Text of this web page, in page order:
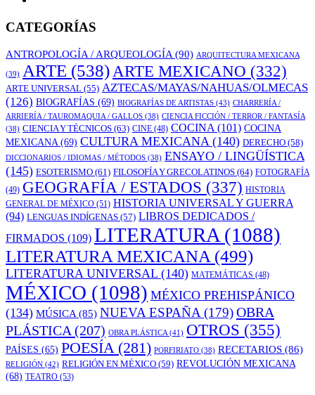
CATEGORÍAS
ANTROPOLOGÍA / ARQUEOLOGÍA (90) ARQUITECTURA MEXICANA
(39) ARTE (538)ARTE MEXICANO (332)
ARTE UNIVERSAL (55) AZTECAS/MAYAS/NAHUAS/OLMECAS
(126) BIOGRAFÍAS (69) BIOGRAFÍAS DE ARTISTAS (43) CHARRERÍA /
ARRIERÍA / TAUROMAQUIA / GALLOS (38) CIENCIA FICCIÓN / TERROR / FANTASÍA
(38) CIENCIA Y TÉCNICOS (63) CINE (48) COCINA (101) COCINA
MEXICANA(69) CULTURA MEXICANA(140) DERECHO (58)
DICCIONARIOS / IDIOMAS / MÉTODOS (38) ENSAYO / LINGÜÍSTICA
(145) ESOTERISMO (61) FILOSOFÍA Y GRECOLATINOS (64) FOTOGRAFÍA
(49) GEOGRAFÍA / ESTADOS (337) HISTORIA
GENERAL DE MÉXICO (51) HISTORIA UNIVERSAL Y GUERRA
(94) LENGUAS INDÍGENAS (57) LIBROS DEDICADOS /
FIRMADOS (109) LITERATURA (1088)
LITERATURA MEXICANA (499)
LITERATURA UNIVERSAL (140) MATEMÁTICAS (48)
MÉXICO (1098) MÉXICO PREHISPÁNICO
(134) MÚSICA(85) NUEVA ESPAÑA(179)OBRA
PLÁSTICA (207) OBRA PLÁSTICA (41) OTROS (355)
PAÍSES (65) POESÍA(281) PORFIRIATO (38) RECETARIOS (86)
RELIGIÓN (42) RELIGIÓN EN MÉXICO (59) REVOLUCIÓN MEXICANA
(68) TEATRO (53)